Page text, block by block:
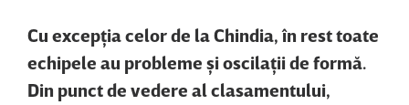
Cu excepţia celor de la Chindia, în rest toate
echipele au probleme şi oscilaţii de formă.
Din punct de vedere al clasamentului,